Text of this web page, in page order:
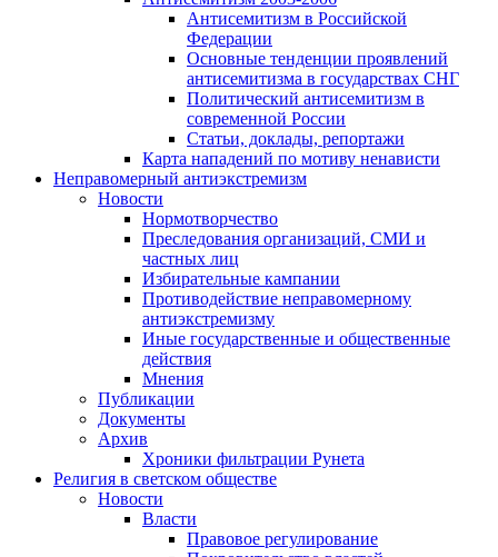
Антисемитизм в Российской
Федерации
Основные тенденции проявлений
антисемитизма в государствах СНГ
Политический антисемитизм в
современной России
Статьи, доклады, репортажи
Карта нападений по мотиву ненависти
Неправомерный антиэкстремизм
Новости
Нормотворчество
Преследования организаций, СМИ и
частных лиц
Избирательные кампании
Противодействие неправомерному
антиэкстремизму
Иные государственные и общественные
действия
Мнения
Публикации
Документы
Архив
Хроники фильтрации Рунета
Религия в светском обществе
Новости
Власти
Правовое регулирование